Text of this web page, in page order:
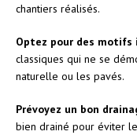
chantiers réalisés.
Optez pour des motifs
classiques qui ne se
naturelle ou les pavés.
Prévoyez un bon
bien drainé pour éviter